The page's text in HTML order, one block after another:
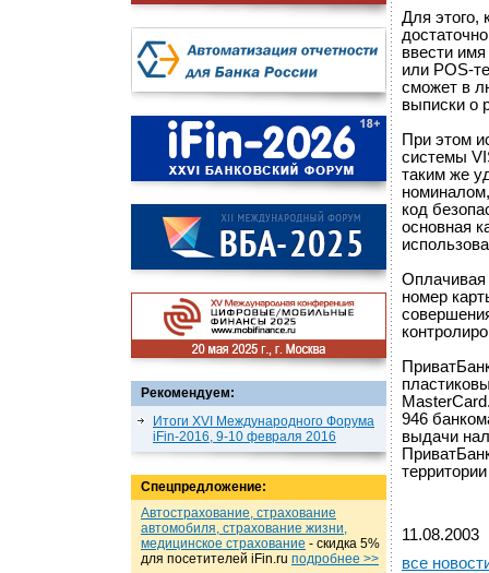
Рекомендуем:
Итоги XVI Международного Форума
iFin-2016, 9-10 февраля 2016
Спецпредложение:
Автострахование, страхование
автомобиля, страхование жизни,
медицинское страхование - cкидка 5%
для посетителей iFin.ru подробнеe >>
Для этого,
ввести
или POS-
сможет в
выписки о
При этом
системы
таким же
код
основная
Оплачивая
номер
946
выдачи
11.08.2003
все